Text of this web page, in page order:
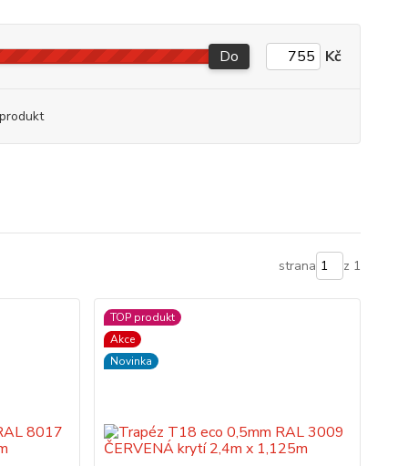
Do Kč
strana z 1
TOP produkt
Akce
Novinka